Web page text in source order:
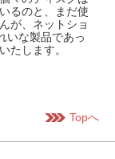
るのと、まだ使
が、ネットショ
いな製品であっ
たします。
Topへ